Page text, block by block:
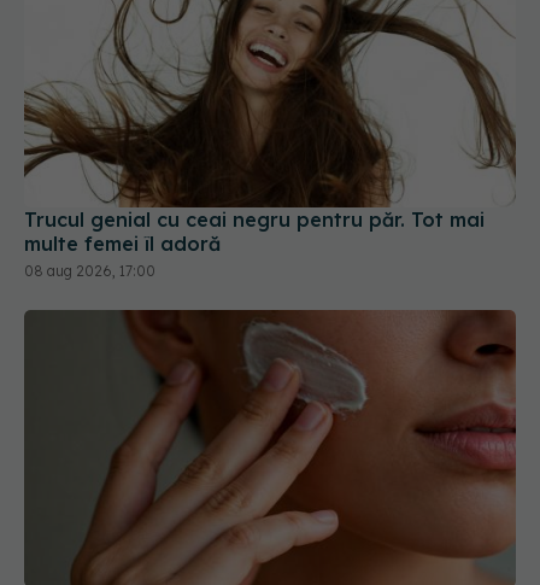
Trucul genial cu ceai negru pentru păr. Tot mai
multe femei îl adoră
08 aug 2026, 17:00